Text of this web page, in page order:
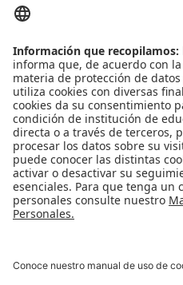
Leer Más
Leer Más
Leer Más
Leer Más
Ver más
Ver más
Apoyo Financiero
Reconocimiento como